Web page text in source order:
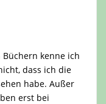
kenne ich
dass ich die
habe. Außer
erst bei